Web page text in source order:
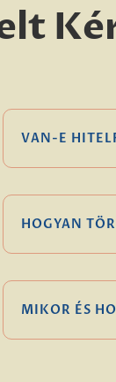
VAN-E
HOGYAN
MIKOR ÉS